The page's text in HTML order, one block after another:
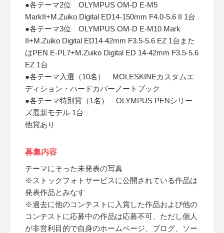
●各テーマ2位 OLYMPUS OM-D E-M5
MarkII+M.Zuiko Digital ED14-150mm F4.0-5.6 II 1台
●各テーマ3位 OLYMPUS OM-D E-M10 Mark
II+M.Zuiko Digital ED14-42mm F3.5-5.6 EZ 1台また
はPEN E-PL7+M.Zuiko Digital ED 14-42mm F3.5-5.6
EZ 1台
●各テーマ入選（10名） MOLESKINEカスタムエ
ディション・ハードカバーノートブック
●各テーマ特別賞（1名） OLYMPUS PENシリー
ズ最新モデル 1台
他賞あり
募集内容
テーマにそった未発表の写真
※ストックフォトサービスに公開されている作品は
発表作品とみなす
※過去に他のコンテストに入賞した作品および他の
コンテストに応募中の作品は応募不可、ただし個人
が非営利目的で自身のホームページ、ブログ、ソー